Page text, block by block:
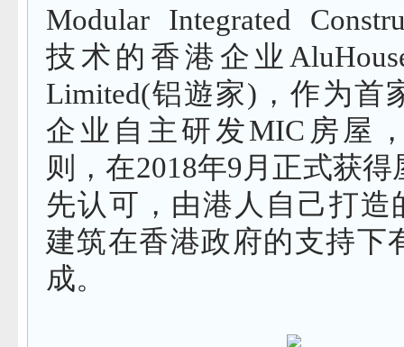
Modular Integrated
技术的香港企业
Limited(铝遊家)，作为首
企业自主研发MIC房屋
则，在2018年9月正式获
先认可，由港人自己打造
建筑在香港政府的支持下
成。